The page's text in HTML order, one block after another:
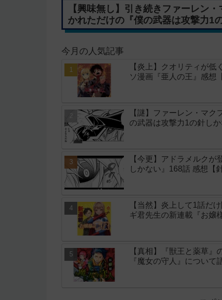
【興味無し】引き続きファーレン
かれただけの『僕の武器は攻撃力1
今月の人気記事
【炎上】クオリティが
ソ漫画『亜人の王』感想
【謎】ファーレン・マ
の武器は攻撃力1の針し
【今更】アドラメルク
しかない』168話 感想【
【当然】炎上して1話だ
ギ君先生の新連載『お嬢
【真相】『獣王と薬草
『魔女の守人』について